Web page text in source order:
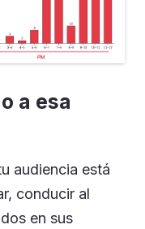
a esa
audiencia está
conducir al
en sus